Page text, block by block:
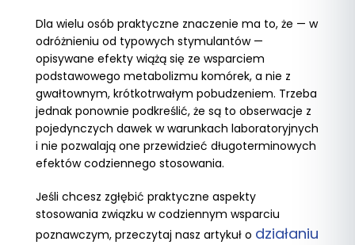
Dla wielu osób praktyczne znaczenie ma to, że — w
odróżnieniu od typowych stymulantów —
opisywane efekty wiążą się ze wsparciem
podstawowego metabolizmu komórek, a nie z
gwałtownym, krótkotrwałym pobudzeniem. Trzeba
jednak ponownie podkreślić, że są to obserwacje z
pojedynczych dawek w warunkach laboratoryjnych
i nie pozwalają one przewidzieć długoterminowych
efektów codziennego stosowania.
Jeśli chcesz zgłębić praktyczne aspekty
stosowania związku w codziennym wsparciu
poznawczym, przeczytaj nasz artykuł o działaniu